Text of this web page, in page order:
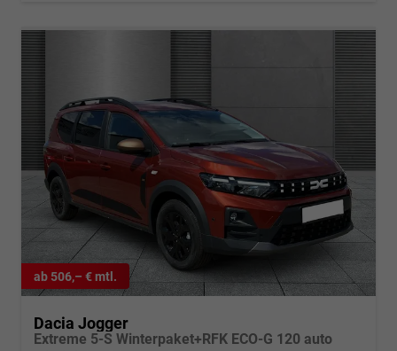
ab 506,– € mtl.
Dacia Jogger
Extreme 5-S Winterpaket+RFK ECO-G 120 auto